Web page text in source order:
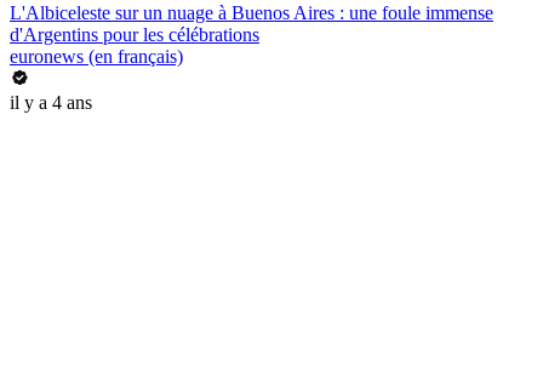
L'Albiceleste sur un nuage à Buenos Aires : une foule immense
d'Argentins pour les célébrations
euronews (en français)
il y a 4 ans